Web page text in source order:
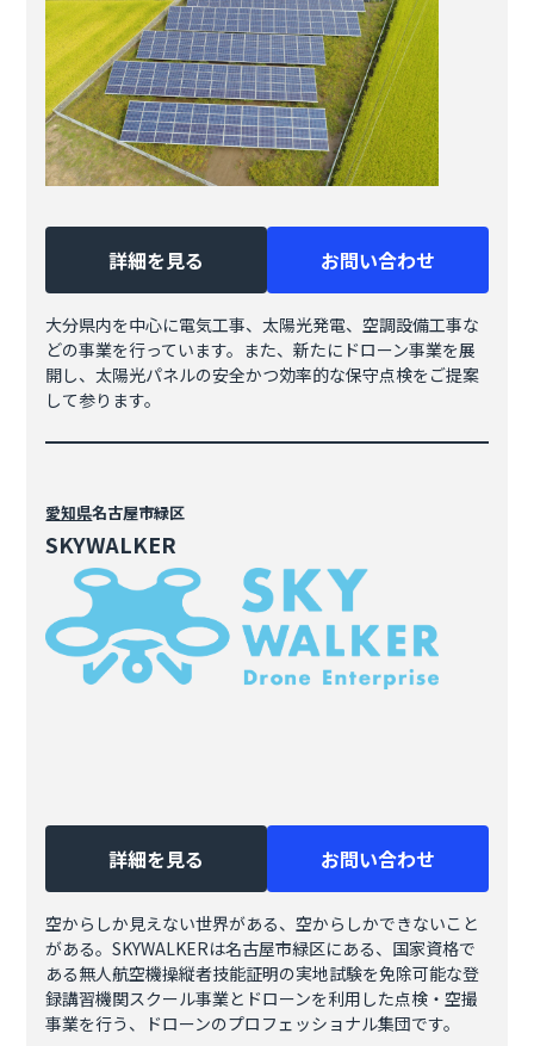
詳細を見る お問い合わせ
大分県内を中心に電気工事、太陽光発電、空調設備工事な
どの事業を行っています。また、新たにドローン事業を展
開し、太陽光パネルの安全かつ効率的な保守点検をご提案
して参ります。
愛知県名古屋市緑区
SKYWALKER
詳細を見る お問い合わせ
空からしか見えない世界がある、空からしかできないこと
がある。SKYWALKERは名古屋市緑区にある、国家資格で
ある無人航空機操縦者技能証明の実地試験を免除可能な登
録講習機関スクール事業とドローンを利用した点検・空撮
事業を行う、ドローンのプロフェッショナル集団です。